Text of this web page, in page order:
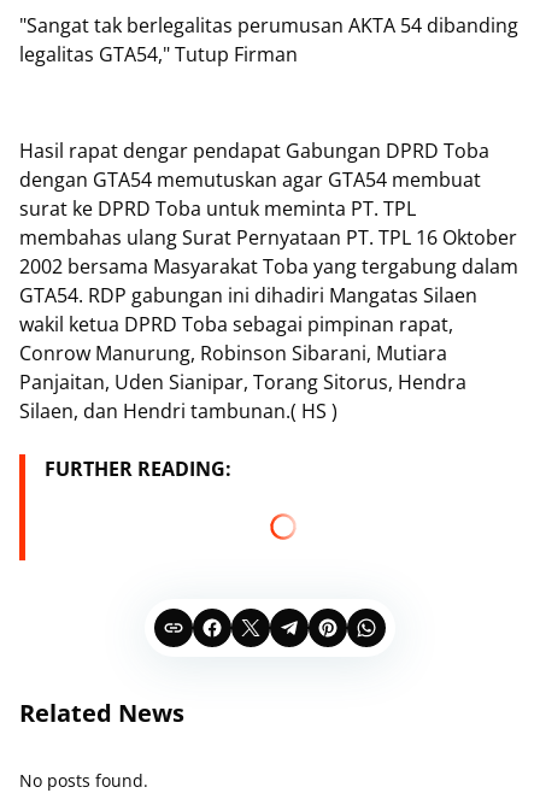
"Sangat tak berlegalitas perumusan AKTA 54 dibanding
legalitas GTA54," Tutup Firman
Hasil rapat dengar pendapat Gabungan DPRD Toba
dengan GTA54 memutuskan agar GTA54 membuat
surat ke DPRD Toba untuk meminta PT. TPL
membahas ulang Surat Pernyataan PT. TPL 16 Oktober
2002 bersama Masyarakat Toba yang tergabung dalam
GTA54. RDP gabungan ini dihadiri Mangatas Silaen
wakil ketua DPRD Toba sebagai pimpinan rapat,
Conrow Manurung, Robinson Sibarani, Mutiara
Panjaitan, Uden Sianipar, Torang Sitorus, Hendra
Silaen, dan Hendri tambunan.( HS )
FURTHER READING:
Related News
No posts found.